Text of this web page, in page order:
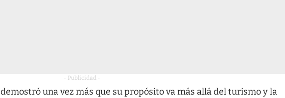
- Publicidad -
demostró una vez más que su propósito va más allá del turismo y la